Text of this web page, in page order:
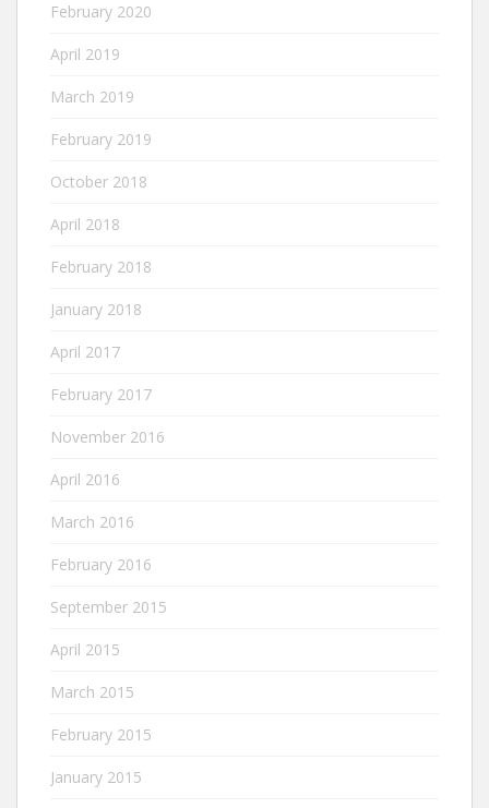
February 2020
April 2019
March 2019
February 2019
October 2018
April 2018
February 2018
January 2018
April 2017
February 2017
November 2016
April 2016
March 2016
February 2016
September 2015
April 2015
March 2015
February 2015
January 2015